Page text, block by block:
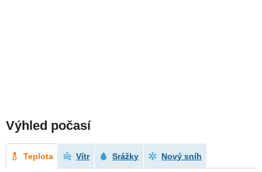
Výhled počasí
Teplota Vítr Srážky Nový sníh